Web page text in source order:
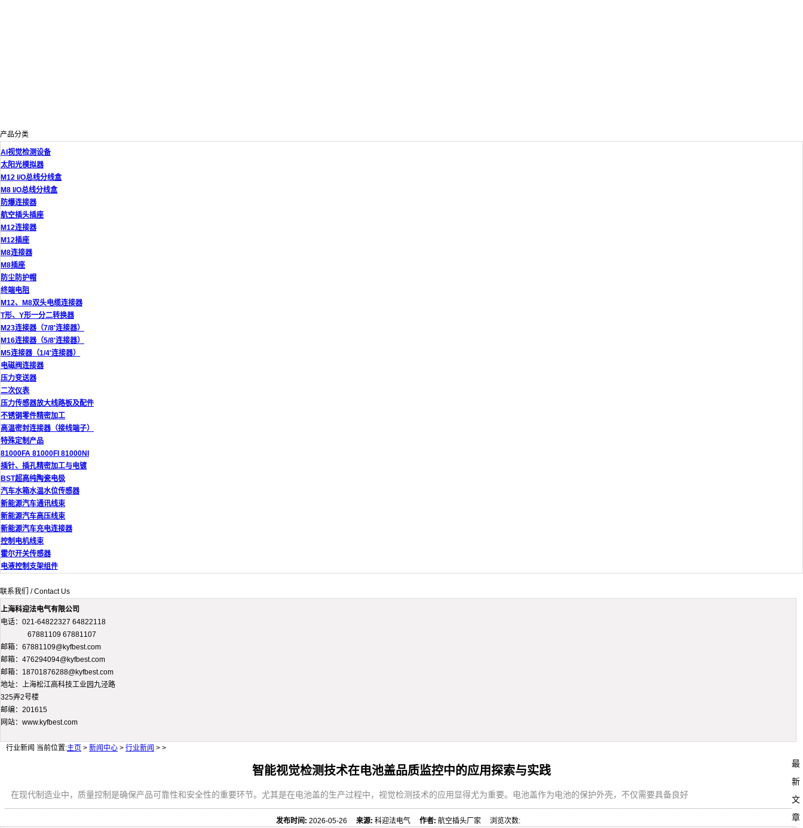
产品分类
AI视觉检测设备
太阳光模拟器
M12 I/O总线分线盒
M8 I/O总线分线盒
防爆连接器
航空插头插座
M12连接器
M12插座
M8连接器
M8插座
防尘防护帽
终端电阻
M12、M8双头电缆连接器
T形、Y形一分二转换器
M23连接器（7/8'连接器）
M16连接器（5/8'连接器）
M5连接器（1/4'连接器）
电磁阀连接器
压力变送器
二次仪表
压力传感器放大线路板及配件
不锈钢零件精密加工
高温密封连接器（接线端子）
特殊定制产品
81000FA 81000FI 81000NI
插针、插孔精密加工与电镀
BST超高纯陶瓷电极
汽车水箱水温水位传感器
新能源汽车通讯线束
新能源汽车高压线束
新能源汽车充电连接器
控制电机线束
霍尔开关传感器
电液控制支架组件
联系我们 / Contact Us
上海科迎法电气有限公司
电话：021-64822327 64822118
67881109 67881107
邮箱：67881109@kyfbest.com
邮箱：476294094@kyfbest.com
邮箱：18701876288@kyfbest.com
地址：上海松江高科技工业园九泾路
325弄2号楼
邮编：201615
网站：www.kyfbest.com
行业新闻 当前位置:主页 > 新闻中心 > 行业新闻 > >
智能视觉检测技术在电池盖品质监控中的应用探索与实践
在现代制造业中，质量控制是确保产品可靠性和安全性的重要环节。尤其是在电池盖的生产过程中，视觉检测技术的应用显得尤为重要。电池盖作为电池的保护外壳，不仅需要具备良好
发布时间: 2026-05-26来源: 科迎法电气作者: 航空插头厂家 浏览次数:
最
新
文
章